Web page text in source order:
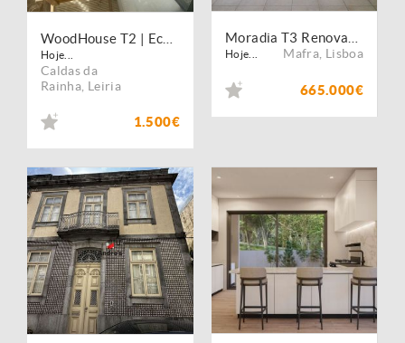
Hoje...
Caldas da
Rainha Leiria
1.500€
Hoje... Mafra Lisboa
665.000€